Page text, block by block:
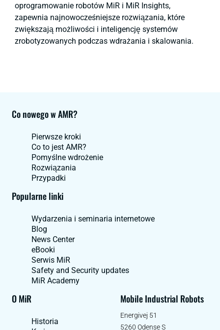
oprogramowanie robotów MiR i MiR Insights,
zapewnia najnowocześniejsze rozwiązania, które
zwiększają możliwości i inteligencję systemów
zrobotyzowanych podczas wdrażania i skalowania.
Co nowego w AMR?
Pierwsze kroki
Co to jest AMR?
Pomyślne wdrożenie
Rozwiązania
Przypadki
Popularne linki
Wydarzenia i seminaria internetowe
Blog
News Center
eBooki
Serwis MiR
Safety and Security updates
MiR Academy
O MiR
Historia
Mobile Industrial Robots
Energivej 51
5260 Odense S